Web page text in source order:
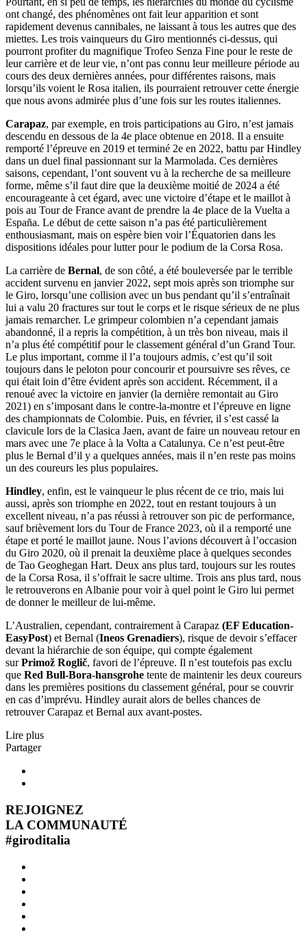
ont changé, des phénomènes ont fait leur apparition et sont
rapidement devenus cannibales, ne laissant à tous les autres que des
miettes. Les trois vainqueurs du Giro mentionnés ci-dessus, qui
pourront profiter du magnifique Trofeo Senza Fine pour le reste de
leur carrière et de leur vie, n’ont pas connu leur meilleure période au
cours des deux dernières années, pour différentes raisons, mais
lorsqu’ils voient le Rosa italien, ils pourraient retrouver cette énergie
que nous avons admirée plus d’une fois sur les routes italiennes.
Carapaz, par exemple, en trois participations au Giro, n’est jamais
descendu en dessous de la 4e place obtenue en 2018. Il a ensuite
remporté l’épreuve en 2019 et terminé 2e en 2022, battu par Hindley
dans un duel final passionnant sur la Marmolada. Ces dernières
saisons, cependant, l’ont souvent vu à la recherche de sa meilleure
forme, même s’il faut dire que la deuxième moitié de 2024 a été
encourageante à cet égard, avec une victoire d’étape et le maillot à
pois au Tour de France avant de prendre la 4e place de la Vuelta a
España. Le début de cette saison n’a pas été particulièrement
enthousiasmant, mais on espère bien voir l’Équatorien dans les
dispositions idéales pour lutter pour le podium de la Corsa Rosa.
La carrière de Bernal, de son côté, a été bouleversée par le terrible
accident survenu en janvier 2022, sept mois après son triomphe sur
le Giro, lorsqu’une collision avec un bus pendant qu’il s’entraînait
lui a valu 20 fractures sur tout le corps et le risque sérieux de ne plus
jamais remarcher. Le grimpeur colombien n’a cependant jamais
abandonné, il a repris la compétition, à un très bon niveau, mais il
n’a plus été compétitif pour le classement général d’un Grand Tour.
Le plus important, comme il l’a toujours admis, c’est qu’il soit
toujours dans le peloton pour concourir et poursuivre ses rêves, ce
qui était loin d’être évident après son accident. Récemment, il a
renoué avec la victoire en janvier (la dernière remontait au Giro
2021) en s’imposant dans le contre-la-montre et l’épreuve en ligne
des championnats de Colombie. Puis, en février, il s’est cassé la
clavicule lors de la Clasica Jaen, avant de faire un nouveau retour en
mars avec une 7e place à la Volta a Catalunya. Ce n’est peut-être
plus le Bernal d’il y a quelques années, mais il n’en reste pas moins
un des coureurs les plus populaires.
Hindley, enfin, est le vainqueur le plus récent de ce trio, mais lui
aussi, après son triomphe en 2022, tout en restant toujours à un
excellent niveau, n’a pas réussi à retrouver son pic de performance,
sauf brièvement lors du Tour de France 2023, où il a remporté une
étape et porté le maillot jaune. Nous l’avions découvert à l’occasion
du Giro 2020, où il prenait la deuxième place à quelques secondes
de Tao Geoghegan Hart. Deux ans plus tard, toujours sur les routes
de la Corsa Rosa, il s’offrait le sacre ultime. Trois ans plus tard, nous
le retrouverons en Albanie pour voir à quel point le Giro lui permet
de donner le meilleur de lui-même.
L’Australien, cependant, contrairement à Carapaz (EF Education-
EasyPost) et Bernal (Ineos Grenadiers), risque de devoir s’effacer
devant la hiérarchie de son équipe, qui compte également
surPrimož Roglič, favori de l’épreuve. Il n’est toutefois pas exclu
que Red Bull-Bora-hansgrohe tente de maintenir les deux coureurs
dans les premières positions du classement général, pour se couvrir
en cas d’imprévu. Hindley aurait alors de belles chances de
retrouver Carapaz et Bernal aux avant-postes.
Lire plus
Partager
REJOIGNEZ
LA COMMUNAUTÉ
#giroditalia